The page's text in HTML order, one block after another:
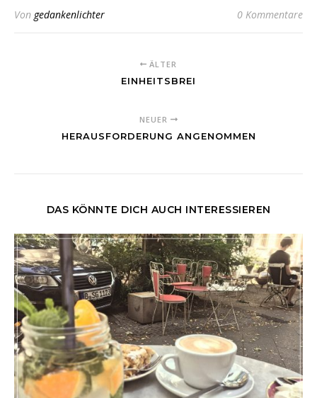
Von gedankenlichter 0 Kommentare
ÄLTER
EINHEITSBREI
NEUER
HERAUSFORDERUNG ANGENOMMEN
DAS KÖNNTE DICH AUCH INTERESSIEREN